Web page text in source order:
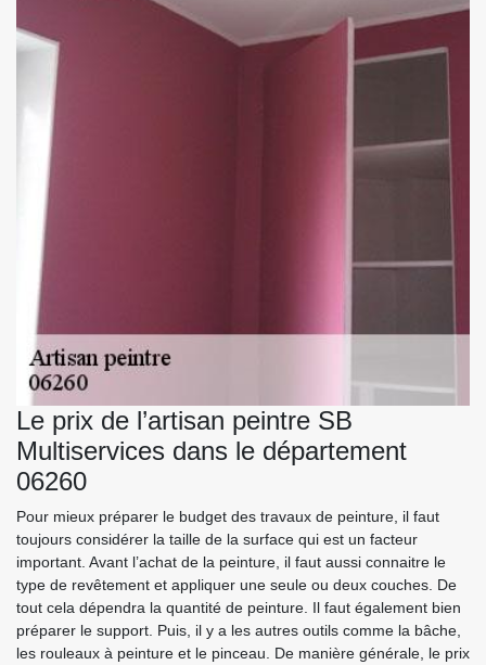
Le prix de l’artisan peintre SB
Multiservices dans le département
06260
Pour mieux préparer le budget des travaux de peinture, il faut
toujours considérer la taille de la surface qui est un facteur
important. Avant l’achat de la peinture, il faut aussi connaitre le
type de revêtement et appliquer une seule ou deux couches. De
tout cela dépendra la quantité de peinture. Il faut également bien
préparer le support. Puis, il y a les autres outils comme la bâche,
les rouleaux à peinture et le pinceau. De manière générale, le prix